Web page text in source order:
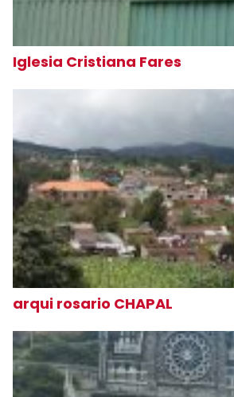
Iglesia Cristiana Fares
arqui rosario CHAPAL